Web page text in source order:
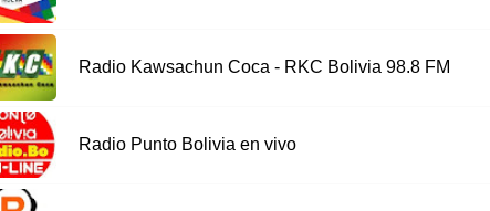
Radio Kawsachun Coca - RKC Bolivia 98.8 FM
Radio Punto Bolivia en vivo